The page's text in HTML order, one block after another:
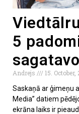
5
Andrejs
15. October,
Saskaņā ar ģimeņu
Media” datiem
ekrāna laiks ir